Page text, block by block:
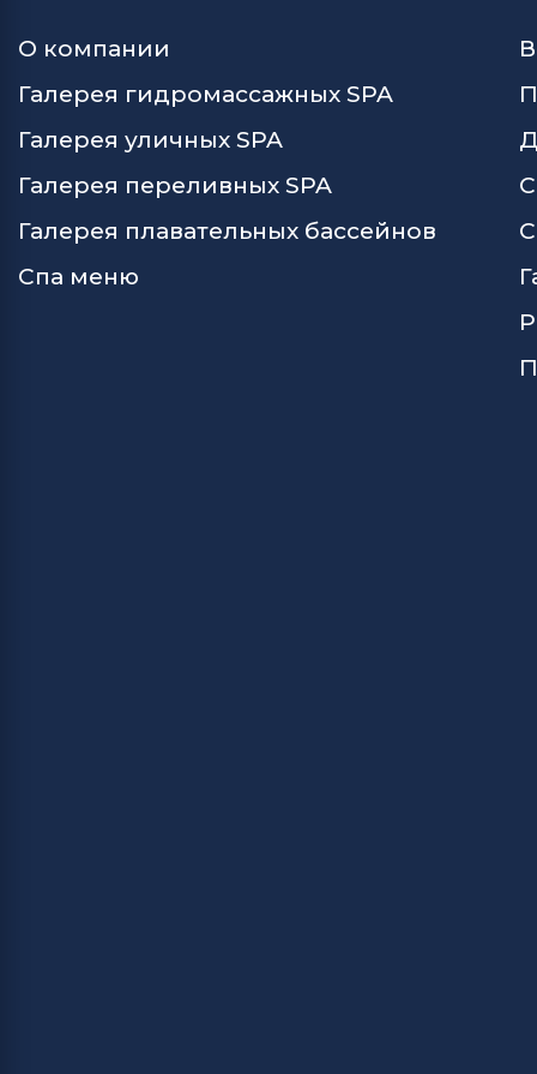
О компании
Галерея гидромассажных SPA
Галерея уличных SPA
Галерея переливных SPA
Галерея плавательных бассейнов
Спа меню